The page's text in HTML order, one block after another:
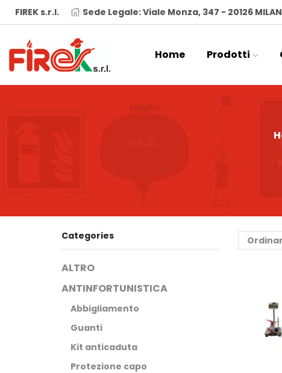
FIREK s.r.l. Sede Legale: Viale Monza, 347 - 20126
Home Prodotti
Categories
ALTRO
ANTINFORTUNISTICA
Abbigliamento
Guanti
Kit anticaduta
Protezione capo